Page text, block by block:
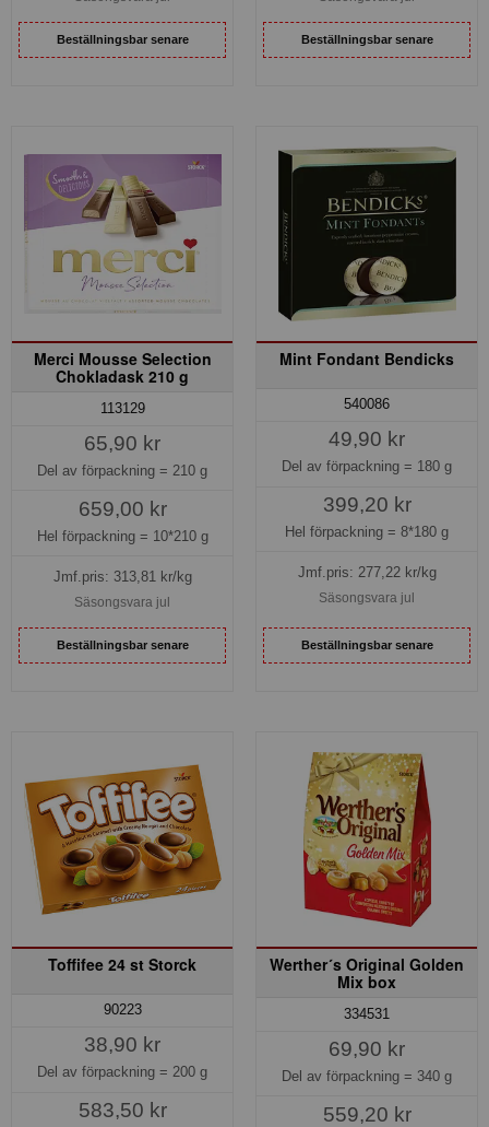
Beställningsbar senare Beställningsbar senare
Merci Mousse Selection
Chokladask 210 g
113129
65,90 kr
Del av förpackning = 210 g
659,00 kr
Hel förpackning = 10*210 g
Jmf.pris: 313,81 kr/kg
Säsongsvara jul
Beställningsbar senare
Mint Fondant Bendicks
540086
49,90 kr
Del av förpackning = 180 g
399,20 kr
Hel förpackning = 8*180 g
Jmf.pris: 277,22kr/kg
Säsongsvara jul
Beställningsbar senare
Toffifee 24 st Storck
90223
38,90 kr
Del av förpackning = 200 g
583,50 kr
Werther´s Original Golden
Mix box
334531
69,90 kr
Del av förpackning = 340 g
559,20 kr